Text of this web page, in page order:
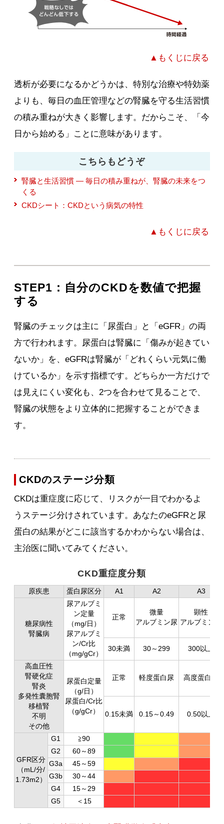
▲もくじに戻る
透析が必要になるかどうかは、特別な治療や特効薬
よりも、毎日の血圧管理などの腎臓を守る生活習慣
の積み重ねが大きく影響します。だからこそ、「今
日から始める」ことに意味があります。
こちらもどうぞ
腎臓と生活習慣 ― 毎日の積み重ねが、腎臓の未来をつ
くる
CKDシート：CKDという病気の特性
▲もくじに戻る
STEP1：自分のCKDを数値で把握
する
腎臓のチェックは主に「尿蛋白」と「eGFR」の両
方で行われます。尿蛋白は腎臓に「傷みが起きてい
ないか」を、eGFRは腎臓が「どれくらい元気に働
けているか」を示す指標です。どちらか一方だけで
は見えにくい変化も、2つを合わせて見ることで、
腎臓の状態をより立体的に把握することができま
す。
CKDのステージ分類
CKDは重症度に応じて、リスクが一目でわかるよ
うステージ分けされています。あなたのeGFRと尿
蛋白の結果がどこに該当するかわからない場合は、
主治医に聞いてみてください。
CKD重症度分類
原疾患 蛋白尿区分 A1 A2 A3
糖尿病性
腎臓病
尿アルブミ
ン定量
（mg/日）
尿アルブミ
ン/Cr比
（mg/gCr）
正常
微量
アルブミン尿
顕性
アルブミン尿
30未満 30～299 300以上
高血圧性
腎硬化症
腎炎
多発性囊胞腎
移植腎
不明
その他
尿蛋白定量
（g/日）
尿蛋白/Cr比
（g/gCr）
正常 軽度蛋白尿 高度蛋白尿
0.15未満 0.15～0.49 0.50以上
GFR区分
（mL/分/
1.73m2）
G1
≧90
G2
60～89
G3a
45～59
G3b
30～44
G4
15～29
G5
＜15